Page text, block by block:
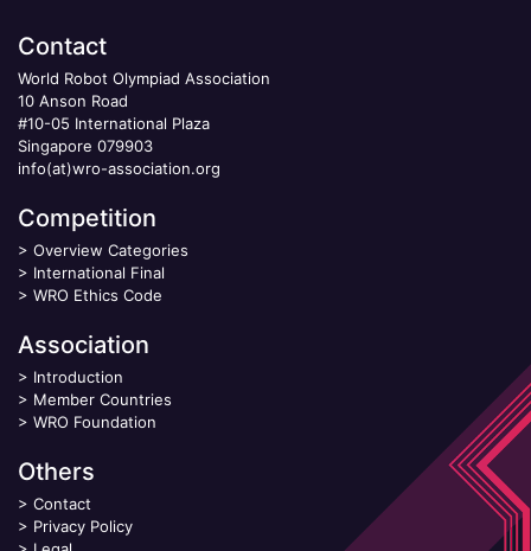
Contact
World Robot Olympiad Association
10 Anson Road
#10-05 International Plaza
Singapore 079903
info(at)wro-association.org
Competition
> Overview Categories
> International Final
> WRO Ethics Code
Association
> Introduction
> Member Countries
> WRO Foundation
Others
> Contact
> Privacy Policy